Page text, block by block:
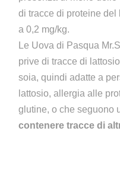
di tracce di proteine del
a 0,2 mg/kg.
Le Uova di Pasqua
prive di tracce di
soia, quindi adatte a
lattosio, allergia alle
glutine, o che seguono
contenere tracce di